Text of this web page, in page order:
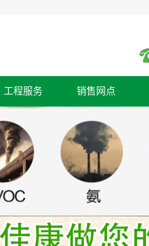
工程服务 销售网点